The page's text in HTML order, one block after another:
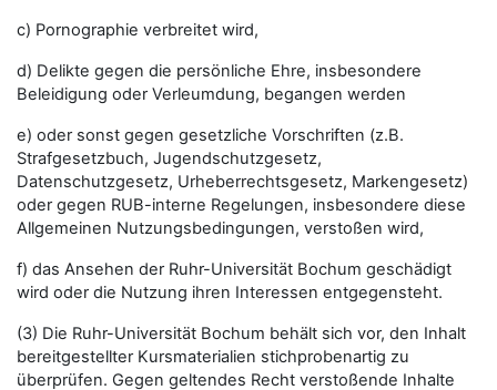
c) Pornographie verbreitet wird,
d) Delikte gegen die persönliche Ehre, insbesondere
Beleidigung oder Verleumdung, begangen werden
e) oder sonst gegen gesetzliche Vorschriften (z.B.
Strafgesetzbuch, Jugendschutzgesetz,
Datenschutzgesetz, Urheberrechtsgesetz, Markengesetz)
oder gegen RUB-interne Regelungen, insbesondere diese
Allgemeinen Nutzungsbedingungen, verstoßen wird,
f) das Ansehen der Ruhr-Universität Bochum geschädigt
wird oder die Nutzung ihren Interessen entgegensteht.
(3) Die Ruhr-Universität Bochum behält sich vor, den Inhalt
bereitgestellter Kursmaterialien stichprobenartig zu
überprüfen. Gegen geltendes Recht verstoßende Inhalte